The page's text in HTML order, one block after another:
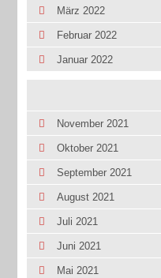
März 2022
Februar 2022
Januar 2022
November 2021
Oktober 2021
September 2021
August 2021
Juli 2021
Juni 2021
Mai 2021